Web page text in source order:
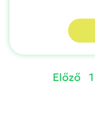
Előző 1